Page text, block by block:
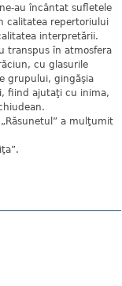
au încântat sufletele
calitatea repertoriului
interpretării.
transpus în atmosfera
cu glasurile
grupului, gingăşia
fiind ajutaţi cu inima,
a mulţumit